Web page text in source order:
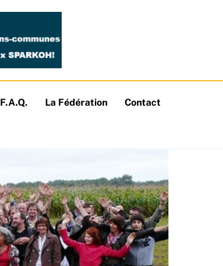
F.A.Q. La Fédération Contact